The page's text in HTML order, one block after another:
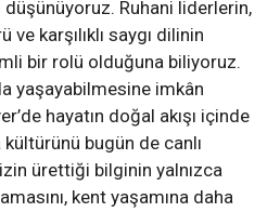
düşünüyoruz. Ruhani liderlerin,
karşılıklı saygı dilinin
bir rolü olduğuna biliyoruz.
yaşayabilmesine imkân
hayatın doğal akışı içinde
bugün de canlı
ürettiği bilginin yalnızca
kent yaşamına daha